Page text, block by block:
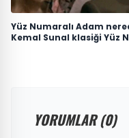
Yüz Numaralı Adam
Kemal Sunal klasiği Yüz
YORUMLAR (0)